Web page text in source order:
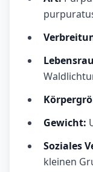
Gewicht:
Soziales
kleinen